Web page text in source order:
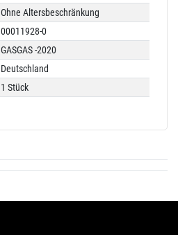
Ohne Altersbeschränkung
00011928-0
GASGAS -2020
Deutschland
1 Stück